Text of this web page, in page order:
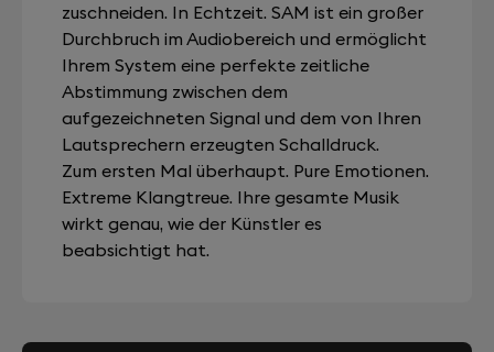
zuschneiden. In Echtzeit. SAM ist ein großer
Durchbruch im Audiobereich und ermöglicht
Ihrem System eine perfekte zeitliche
Abstimmung zwischen dem
aufgezeichneten Signal und dem von Ihren
Lautsprechern erzeugten Schalldruck.
Zum ersten Mal überhaupt. Pure Emotionen.
Extreme Klangtreue. Ihre gesamte Musik
wirkt genau, wie der Künstler es
beabsichtigt hat.